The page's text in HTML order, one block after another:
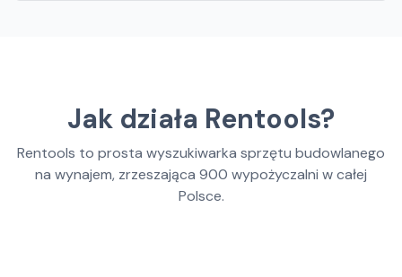
Jak działa Rentools?
Rentools to prosta wyszukiwarka sprzętu budowlanego
na wynajem, zrzeszająca 900 wypożyczalni w całej
Polsce.